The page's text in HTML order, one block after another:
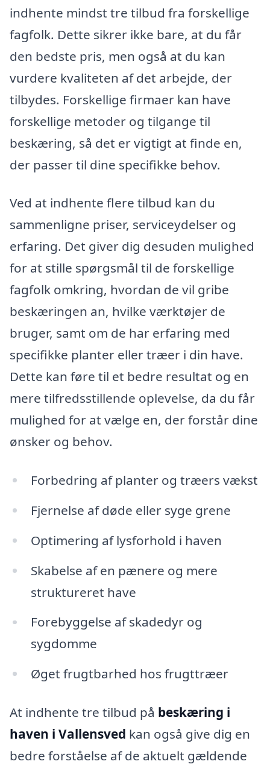
indhente mindst tre tilbud fra forskellige
fagfolk. Dette sikrer ikke bare, at du får
den bedste pris, men også at du kan
vurdere kvaliteten af det arbejde, der
tilbydes. Forskellige firmaer kan have
forskellige metoder og tilgange til
beskæring, så det er vigtigt at finde en,
der passer til dine specifikke behov.
Ved at indhente flere tilbud kan du
sammenligne priser, serviceydelser og
erfaring. Det giver dig desuden mulighed
for at stille spørgsmål til de forskellige
fagfolk omkring, hvordan de vil gribe
beskæringen an, hvilke værktøjer de
bruger, samt om de har erfaring med
specifikke planter eller træer i din have.
Dette kan føre til et bedre resultat og en
mere tilfredsstillende oplevelse, da du får
mulighed for at vælge en, der forstår dine
ønsker og behov.
Forbedring af planter og træers vækst
Fjernelse af døde eller syge grene
Optimering af lysforhold i haven
Skabelse af en pænere og mere
struktureret have
Forebyggelse af skadedyr og
sygdomme
Øget frugtbarhed hos frugttræer
At indhente tre tilbud på beskæring i
haven i Vallensved kan også give dig en
bedre forståelse af de aktuelt gældende